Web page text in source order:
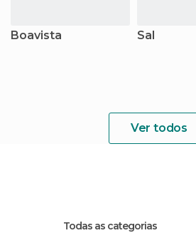
Boavista Sal
Ver todos
Todas as categorias